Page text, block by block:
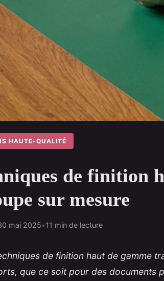
HAUTE-QUALITÉ
de finition
sur mesure
mai 2025•11 min de lecture
de finition haut de gamme
que ce soit pour des documents